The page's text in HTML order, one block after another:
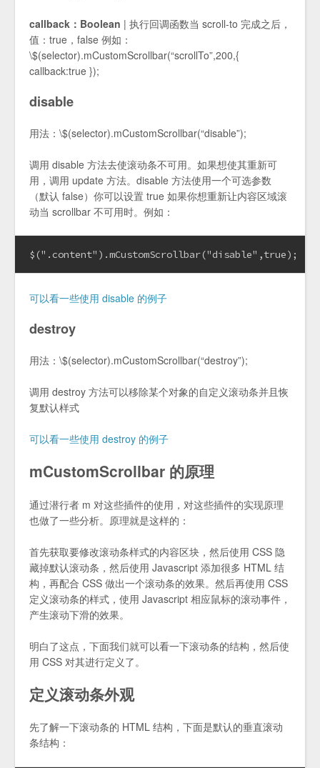
callback：Boolean | 执行回调函数当 scroll-to 完成之后，
值：true，false 例如：
\$(selector).mCustomScrollbar(“scrollTo”,200,{
callback:true });
disable
用法：\$(selector).mCustomScrollbar(“disable”);
调用 disable 方法去使滚动条不可用。如果想使其重新可
用，调用 update 方法。disable 方法使用一个可选参数
（默认 false）你可以设置 true 如果你想重新让内容区域滚
动当 scrollbar 不可用时。例如：
$(".content").mCustomScrollbar("disable",true);
可以看一些使用 disable 的例子
destroy
用法：\$(selector).mCustomScrollbar(“destroy”);
调用 destroy 方法可以移除某个对象的自定义滚动条并且恢
复默认样式
可以看一些使用 destroy 的例子
mCustomScrollbar 的原理
通过潜行者 m 对这些插件的使用，对这些插件的实现原理
也做了一些分析。原理就是这样的：
首先获取要修改滚动条样式的内容区块，然后使用 CSS 隐
藏掉默认滚动条，然后使用 Javascript 添加很多 HTML 结
构，再配合 CSS 做出一个滚动条的效果。然后再使用 CSS
定义滚动条的样式，使用 Javascript 相应鼠标的滚动事件，
产生滚动下滑的效果。
明白了这点，下面我们就可以看一下滚动条的结构，然后使
用 CSS 对其进行定义了。
定义滚动条外观
先了解一下滚动条的 HTML 结构，下面是默认的垂直滚动
条结构：